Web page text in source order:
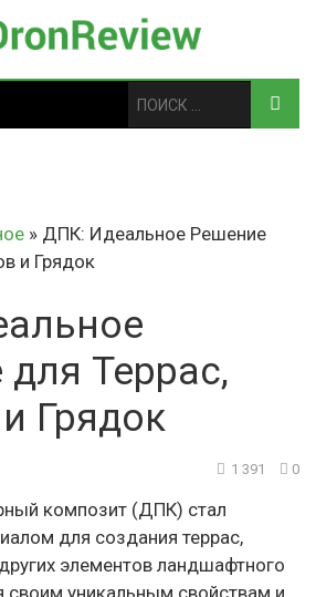
» ДПК: Идеальное Решение
и Грядок
Террас,
Грядок
1 391 0
композит (ДПК) стал
для создания террас,
элементов ландшафтного
своим уникальным свойствам и